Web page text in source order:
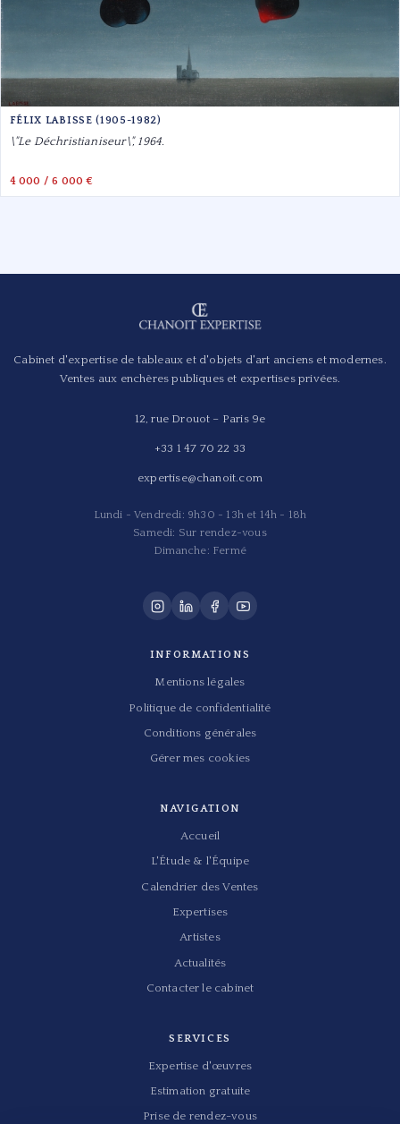
FÉLIX LABISSE (1905-1982)
\"Le Déchristianiseur\", 1964.
4 000 / 6 000 €
Cabinet d'expertise de tableaux et d'objets d'art anciens et modernes.
Ventes aux enchères publiques et expertises privées.
12, rue Drouot – Paris 9e
+33 1 47 70 22 33
expertise@chanoit.com
Lundi - Vendredi: 9h30 - 13h et 14h - 18h
Samedi: Sur rendez-vous
Dimanche: Fermé
INFORMATIONS
Mentions légales
Politique de confidentialité
Conditions générales
Gérer mes cookies
NAVIGATION
Accueil
L'Étude & l'Équipe
Calendrier des Ventes
Expertises
Artistes
Actualités
Contacter le cabinet
SERVICES
Expertise d'œuvres
Estimation gratuite
Prise de rendez-vous